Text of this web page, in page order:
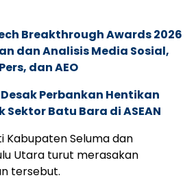
Breakthrough Awards 2026
dan Analisis Media Sosial,
dan AEO
Perbankan Hentikan
Batu Bara di ASEAN
Kabupaten Seluma dan
Utara turut merasakan
tersebut.